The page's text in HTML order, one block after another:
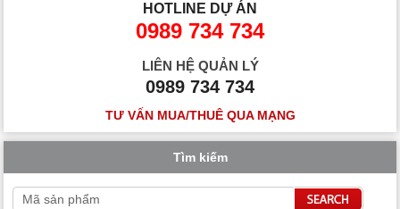
HOTLINE DỰ ÁN
0989 734 734
LIÊN HỆ QUẢN LÝ
0989 734 734
TƯ VẤN MUA/THUÊ QUA MẠNG
Tìm kiếm